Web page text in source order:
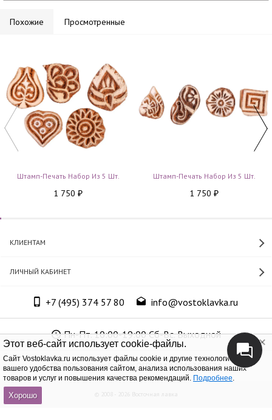
Этот веб-сайт использует cookie-файлы.
Cайт Vostoklavka.ru использует файлы cookie и другие технологии для
вашего удобства пользования сайтом, анализа использования наших
товаров и услуг и повышения качества рекомендаций. Подробнее.
Хорошо
Похожие Просмотренные
Штамп-Печать Набор Из 5 Шт.
1 750 ₽
Штамп-Печать Набор Из 5 Шт.
1 750 ₽
КЛИЕНТАМ
ЛИЧНЫЙ КАБИНЕТ
+7 (495) 374 57 80 info@vostoklavka.ru
Пн-Пт. 10:00-19:00 Сб-Вс. Выходной
ООО «Юнит Групп», ОГРН 1147746305574